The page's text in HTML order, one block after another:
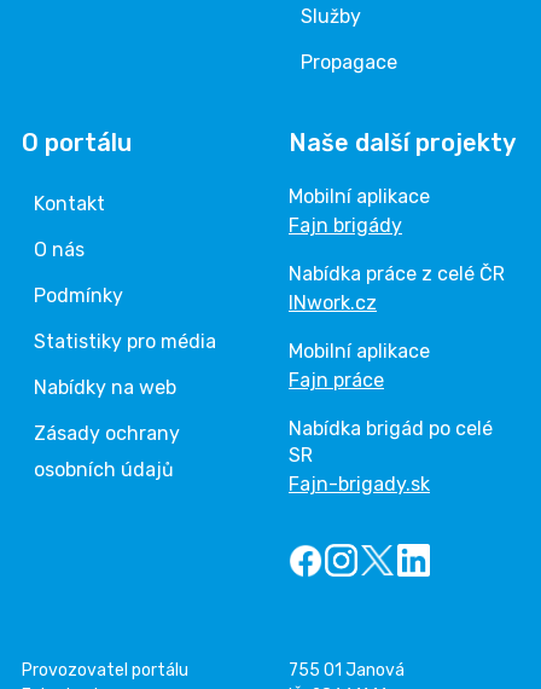
Služby
Propagace
O portálu
Kontakt
O nás
Podmínky
Statistiky pro média
Nabídky na web
Zásady ochrany
osobních údajů
Naše další projekty
Mobilní aplikace
Fajn brigády
Nabídka práce z celé ČR
INwork.cz
Mobilní aplikace
Fajn práce
Nabídka brigád po celé
SR
Fajn-brigady.sk
Provozovatel portálu
755 01 Janová